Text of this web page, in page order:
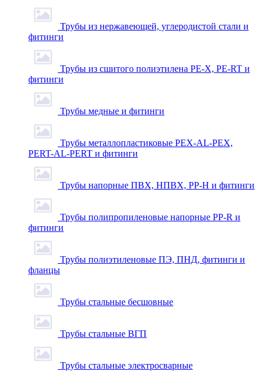
Трубы из нержавеющей, углеродистой стали и
фитинги
Трубы из сшитого полиэтилена PE-X, PE-RT и
фитинги
Трубы медные и фитинги
Трубы металлопластиковые PEX-AL-PEX,
PERT-AL-PERT и фитинги
Трубы напорные ПВХ, НПВХ, PP-H и фитинги
Трубы полипропиленовые напорные PP-R и
фитинги
Трубы полиэтиленовые ПЭ, ПНД, фитинги и
фланцы
Трубы стальные бесшовные
Трубы стальные ВГП
Трубы стальные электросварные